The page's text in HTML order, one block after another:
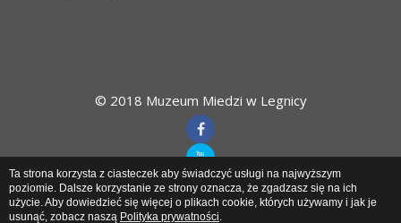
© 2018 Muzeum Miedzi w Legnicy
Muzeum Miedziw Legnicy
Ta strona korzysta z ciasteczek aby świadczyć usługi na najwyższym
poziomie. Dalsze korzystanie ze strony oznacza, że zgadzasz się na ich
użycie. Aby dowiedzieć się więcej o plikach cookie, których używamy i jak je
usunąć, zobacz naszą Polityka prywatności.